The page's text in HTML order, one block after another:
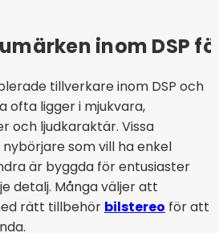
inom DSP
tillverkare inom DSP och
ofta ligger i mjukvara,
och ljudkaraktär. Vissa
som vill ha enkel
är byggda för entusiaster
detalj. Många väljer att
rätt tillbehör bilstereo för att